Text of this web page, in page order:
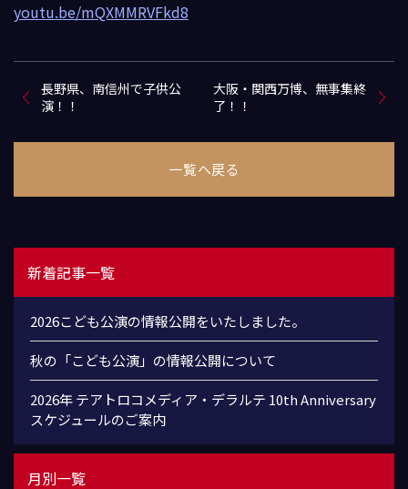
youtu.be/mQXMMRVFkd8
長野県、南信州で子供公
演！！
大阪・関西万博、無事集終
了！！
一覧へ戻る
新着記事一覧
2026こども公演の情報公開をいたしました。
秋の「こども公演」の情報公開について
2026年 テアトロコメディア・デラルテ 10th Anniversary
スケジュールのご案内
月別一覧